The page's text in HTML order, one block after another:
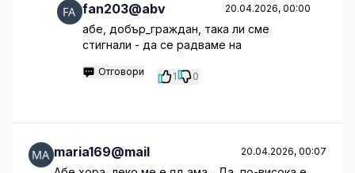
fan203@abv 20.04.2026, 00:00
абе, добър_граждан, така ли сме
стигнали - да се радваме на
Отговори 1 0
maria169@mail 20.04.2026, 00:07